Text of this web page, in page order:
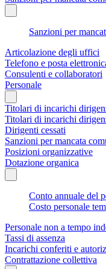
Sanzioni per
Articolazione degli uffici
Telefono e posta
Consulenti e collaboratori
Personale
Titolari di incarichi
Titolari di incarichi
Dirigenti cessati
Sanzioni per mancata
Posizioni organizzative
Dotazione organica
Conto annuale del
Costo personale
Personale non a tempo
Tassi di assenza
Incarichi conferiti e
Contrattazione collettiva